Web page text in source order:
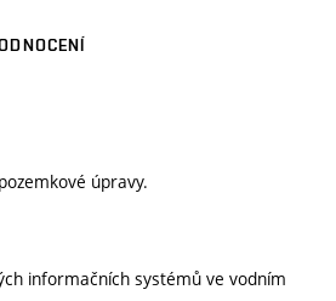
úpravy.
informačních systémů ve vodním